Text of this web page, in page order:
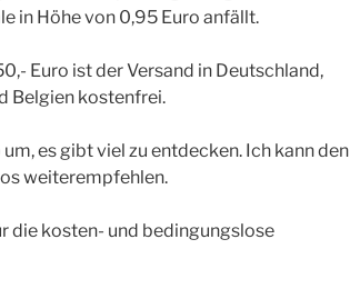
in Höhe von 0,95 Euro anfällt.
Euro ist der Versand in Deutschland,
Belgien kostenfrei.
es gibt viel zu entdecken. Ich kann den
weiterempfehlen.
die kosten- und bedingungslose